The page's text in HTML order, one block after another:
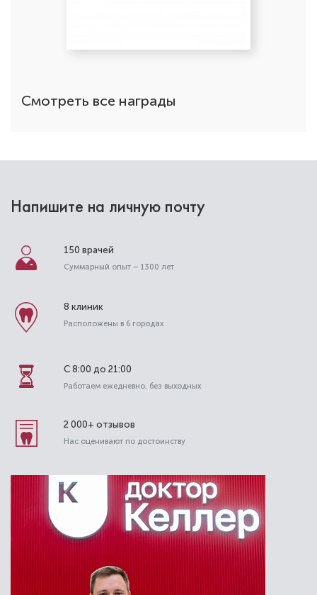
Абачараев Асадуллах
Мурсаидович
Стоматолог-терапевт
Стаж работы: 9 лет
Алиев Муса Гаджиевич
Стоматолог-терапевт
Специальность: терапия
Смотреть все награды
Напишите на личную почту
150 врачей
Суммарный опыт – 1300 лет
8 клиник
Расположены в 6 городах
С 8:00 до 21:00
Работаем ежедневно, без выходных
2 000+ отзывов
Нас оценивают по достоинству